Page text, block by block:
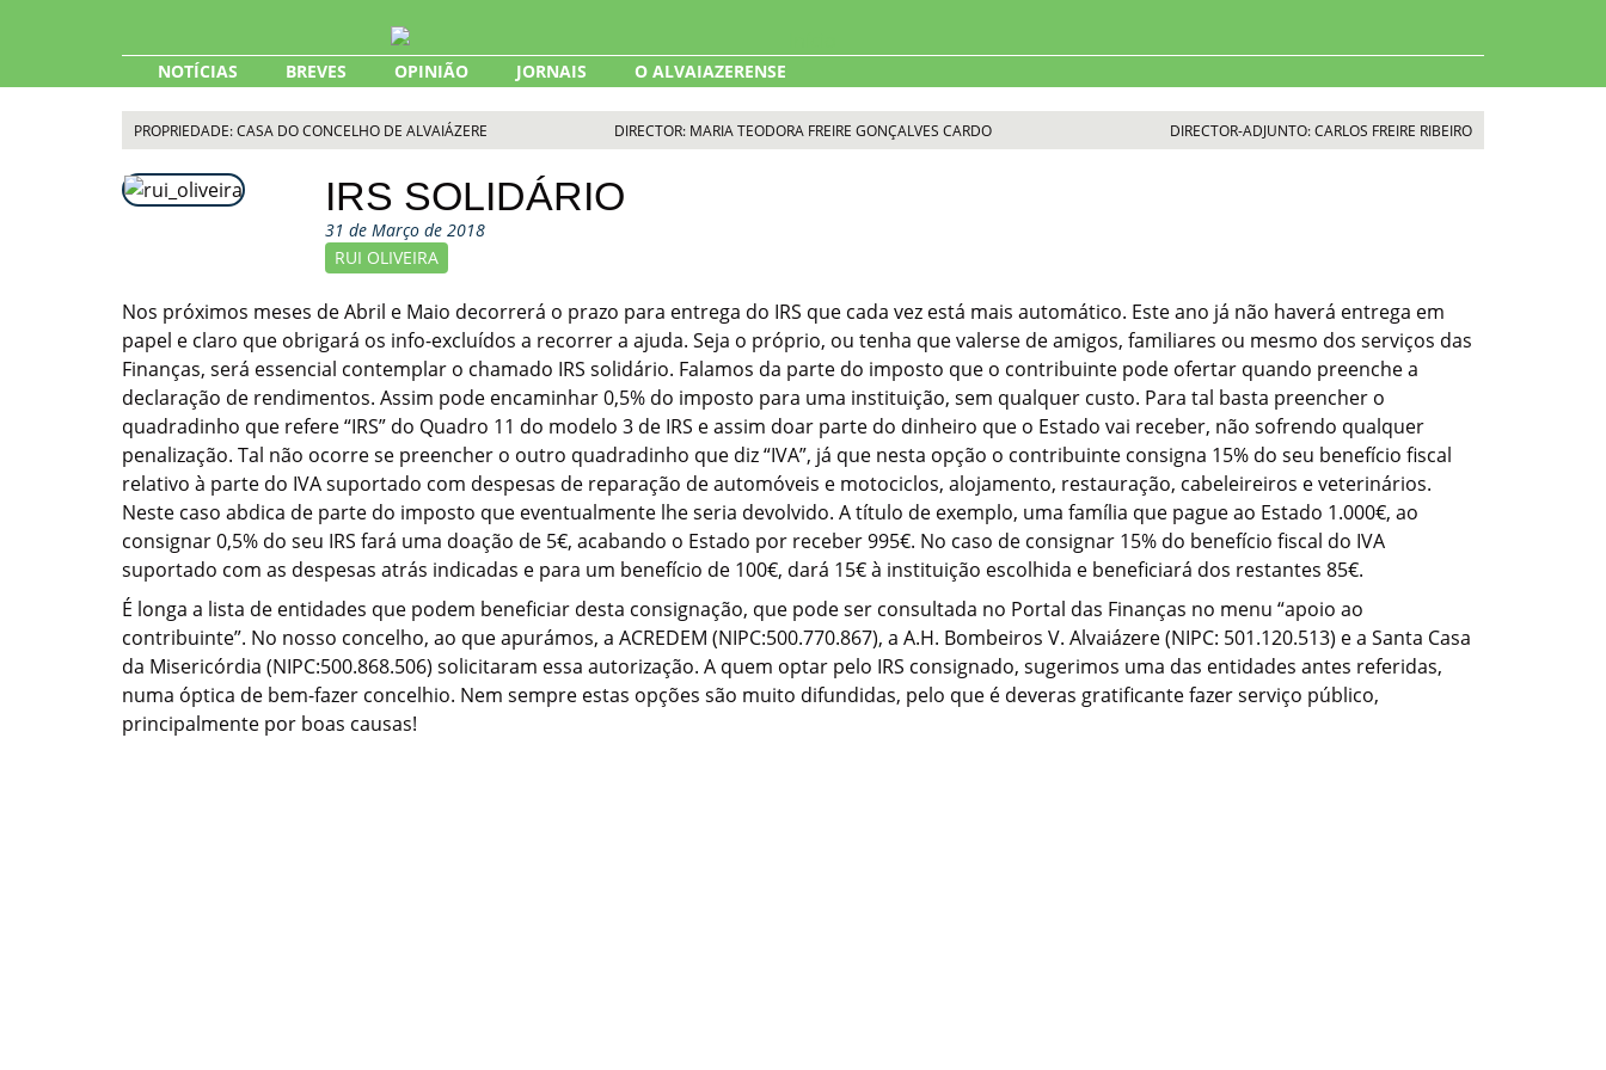
NOTÍCIAS BREVES OPINIÃO JORNAIS O ALVAIAZERENSE
PROPRIEDADE: CASA DO CONCELHO DE ALVAIÁZERE DIRECTOR: MARIA TEODORA FREIRE GONÇALVES CARDO DIRECTOR-ADJUNTO: CARLOS FREIRE RIBEIRO
IRS SOLIDÁRIO
31 de Março de 2018
RUI OLIVEIRA
Nos próximos meses de Abril e Maio decorrerá o prazo para entrega do IRS que cada vez está mais automático. Este ano já não haverá entrega em
papel e claro que obrigará os info-excluídos a recorrer a ajuda. Seja o próprio, ou tenha que valerse de amigos, familiares ou mesmo dos serviços das
Finanças, será essencial contemplar o chamado IRS solidário. Falamos da parte do imposto que o contribuinte pode ofertar quando preenche a
declaração de rendimentos. Assim pode encaminhar 0,5% do imposto para uma instituição, sem qualquer custo. Para tal basta preencher o
quadradinho que refere “IRS” do Quadro 11 do modelo 3 de IRS e assim doar parte do dinheiro que o Estado vai receber, não sofrendo qualquer
penalização. Tal não ocorre se preencher o outro quadradinho que diz “IVA”, já que nesta opção o contribuinte consigna 15% do seu benefício fiscal
relativo à parte do IVA suportado com despesas de reparação de automóveis e motociclos, alojamento, restauração, cabeleireiros e veterinários.
Neste caso abdica de parte do imposto que eventualmente lhe seria devolvido. A título de exemplo, uma família que pague ao Estado 1.000€, ao
consignar 0,5% do seu IRS fará uma doação de 5€, acabando o Estado por receber 995€. No caso de consignar 15% do benefício fiscal do IVA
suportado com as despesas atrás indicadas e para um benefício de 100€, dará 15€ à instituição escolhida e beneficiará dos restantes 85€.
É longa a lista de entidades que podem beneficiar desta consignação, que pode ser consultada no Portal das Finanças no menu “apoio ao
contribuinte”. No nosso concelho, ao que apurámos, a ACREDEM (NIPC:500.770.867), a A.H. Bombeiros V. Alvaiázere (NIPC: 501.120.513) e a Santa Casa
da Misericórdia (NIPC:500.868.506) solicitaram essa autorização. A quem optar pelo IRS consignado, sugerimos uma das entidades antes referidas,
numa óptica de bem-fazer concelhio. Nem sempre estas opções são muito difundidas, pelo que é deveras gratificante fazer serviço público,
principalmente por boas causas!